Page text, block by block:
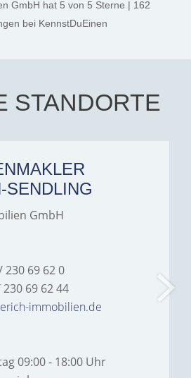
the credit goes to Amelie
Jamrowâ€”she was
exceptionally professional,
Hegerich Immobilien to
anyone looking for a home.
GmbH hat 5 von 5 Sterne | 162
bei KennstDuEinen
STANDORTE
SENDLING
GmbH
230 69 62 0
69 62 44
immobilien.de
09:00 - 18:00 Uhr